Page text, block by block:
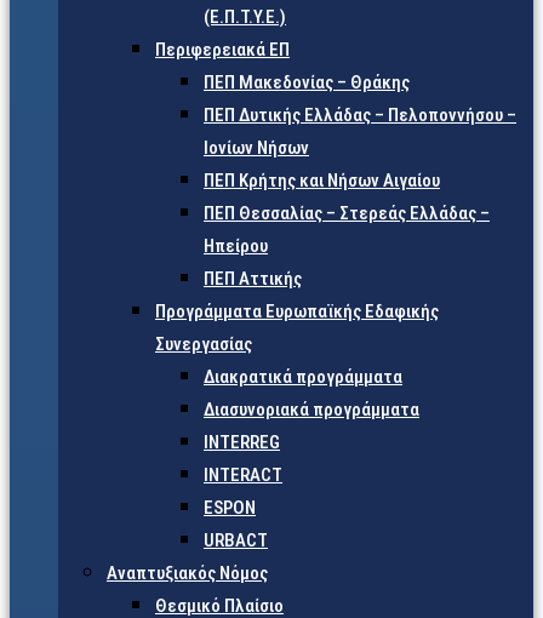
(Ε.Π.Τ.Υ.Ε.)
Περιφερειακά ΕΠ
ΠΕΠ Μακεδονίας – Θράκης
ΠΕΠ Δυτικής Ελλάδας – Πελοποννήσου –
Ιονίων Νήσων
ΠΕΠ Κρήτης και Νήσων Αιγαίου
ΠΕΠ Θεσσαλίας – Στερεάς Ελλάδας –
Ηπείρου
ΠΕΠ Αττικής
Προγράμματα Ευρωπαϊκής Εδαφικής
Συνεργασίας
Διακρατικά προγράμματα
Διασυνοριακά προγράμματα
INTERREG
INTERACT
ESPON
URBACT
Αναπτυξιακός Νόμος
Θεσμικό Πλαίσιο